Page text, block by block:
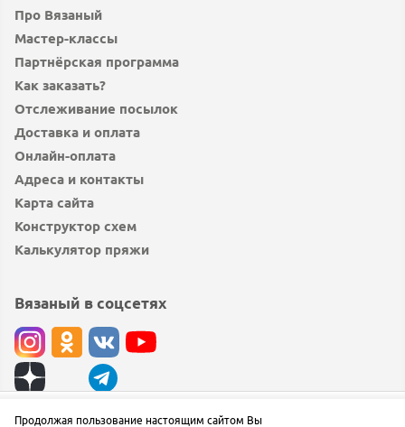
Про Вязаный
Мастер-классы
Партнёрская программа
Как заказать?
Отслеживание посылок
Доставка и оплата
Онлайн-оплата
Адреса и контакты
Карта сайта
Конструктор схем
Калькулятор пряжи
Вязаный в соцсетях
© вязаный.рф 2019 — 2026
Продолжая пользование настоящим сайтом Вы